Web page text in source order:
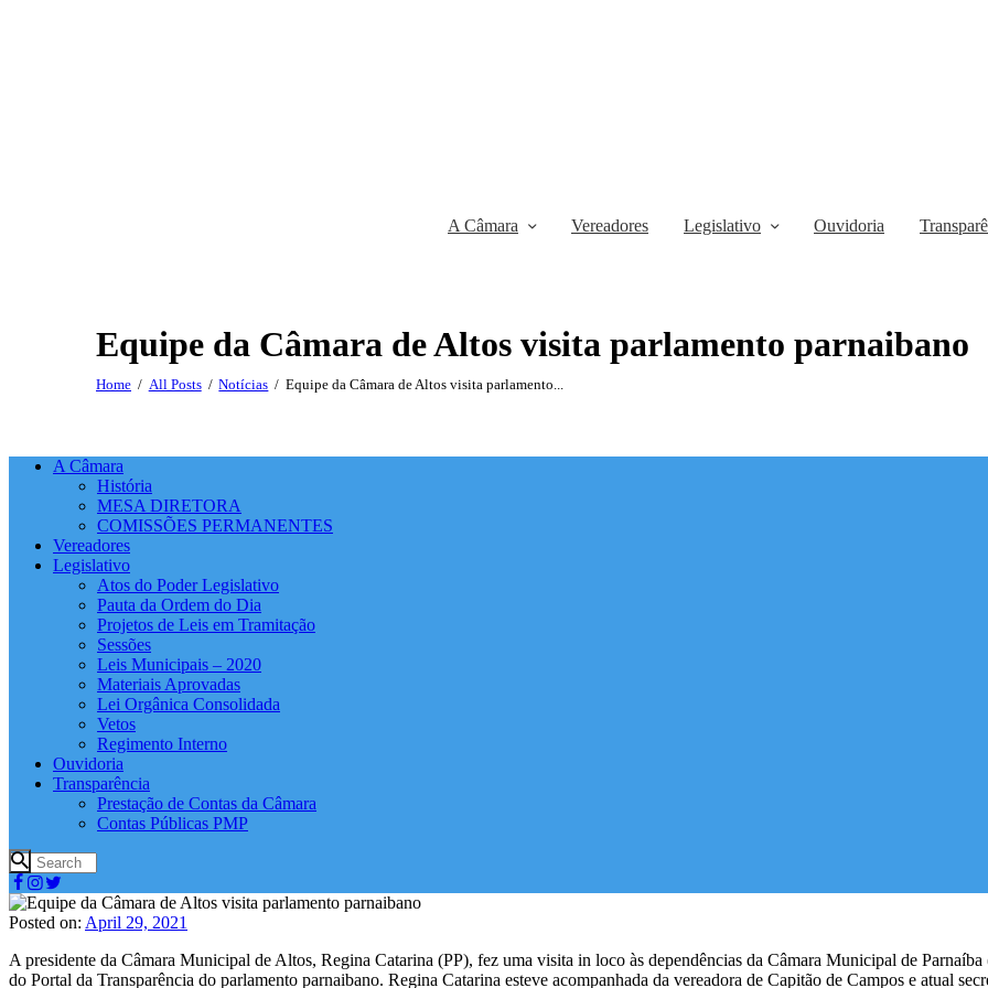
A Câmara Vereadores Legislativo Ouvidoria
Equipe da Câmara de Altos visita parlamento parnaibano
Home All Posts Notícias Equipe da Câmara de Altos visita parlamento...
A Câmara
História
MESA DIRETORA
COMISSÕES PERMANENTES
Vereadores
Legislativo
Atos do Poder Legislativo
Pauta da Ordem do Dia
Projetos de Leis em Tramitação
Sessões
Leis Municipais – 2020
Materiais Aprovadas
Lei Orgânica Consolidada
Vetos
Regimento Interno
Ouvidoria
Transparência
Prestação de Contas da Câmara
Contas Públicas PMP
Posted on: April 29, 2021
A presidente da Câmara Municipal de Altos, Regina Catarina (PP), fez uma visita in loco às dependências da Câmara Municipal de
do Portal da Transparência do parlamento parnaibano. Regina Catarina esteve acompanhada da vereadora de Capitão de Campos e atual